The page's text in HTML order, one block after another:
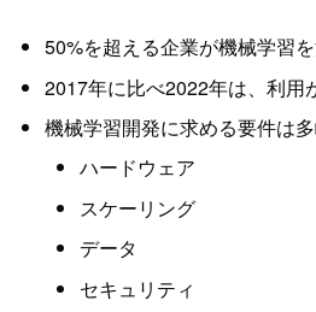
50%を超える企業が機械学習
2017年に比べ2022年は、利用
機械学習開発に求める要件は
ハードウェア
スケーリング
データ
セキュリティ